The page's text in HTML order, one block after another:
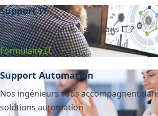
Support IT
Besoin d'aide sur vos solutions IT ?
Formulaire IT
Support Automation
Nos ingénieurs vous accompagnent
solutions automation